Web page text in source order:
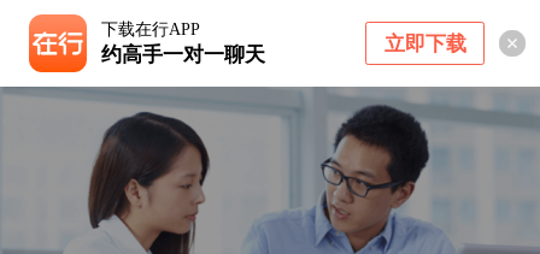
下载在行APP
约高手一对一聊天 立即下载